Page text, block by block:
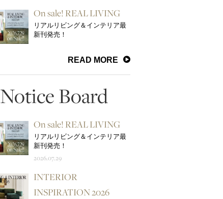
On sale! REAL LIVING
リアルリビング＆インテリア最
新刊発売！
READ MORE
Notice Board
On sale! REAL LIVING
リアルリビング＆インテリア最
新刊発売！
2026.07.29
INTERIOR
INSPIRATION 2026